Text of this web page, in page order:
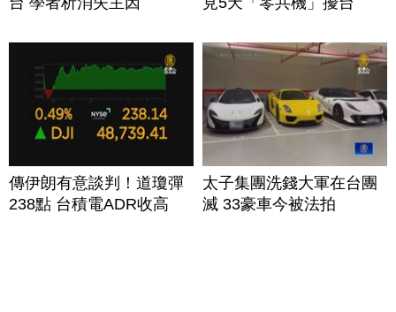
傳伊朗有意談判！道瓊彈
238點 台積電ADR收高
太子集團洗錢大軍在台團
滅 33豪車今被法拍